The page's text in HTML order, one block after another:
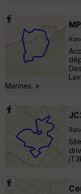
Marines. »